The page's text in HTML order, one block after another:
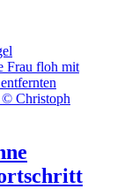
Frau floh mit
© Christoph